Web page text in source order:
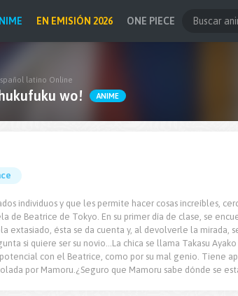
EN EMISIÓN 2026 ONE PIECE
latino Online
wo! ANIME
individuos y que les permite hacer cosas increíbles,
de Beatrice de Tokyo. En su primer día de clase, se
extasiado, ésta se da cuenta y, al devolverle la mirada,
si quiere ser su novio...La chica se llama Takasu
con el Beatrice, como por su mal genio. Tiene
por Mamoru.¿Seguro que Mamoru sabe dónde se